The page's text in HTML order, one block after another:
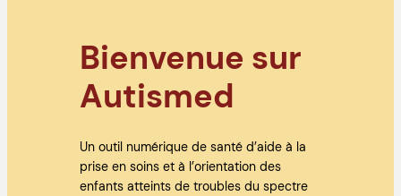
Bienvenue sur
Autismed
Un outil numérique de santé d’aide à la
prise en soins et à l’orientation des
enfants atteints de troubles du spectre